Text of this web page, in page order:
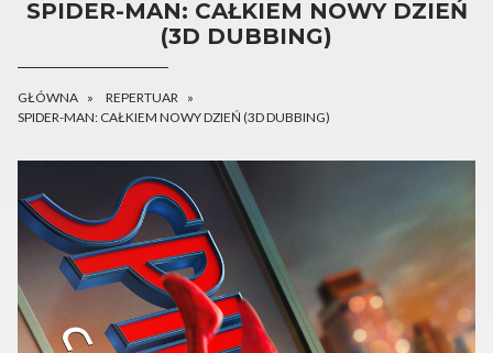
SPIDER-MAN: CAŁKIEM NOWY DZIEŃ
(3D DUBBING)
GŁÓWNA
REPERTUAR
SPIDER-MAN: CAŁKIEM NOWY DZIEŃ (3D DUBBING)